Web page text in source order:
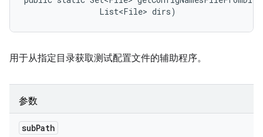
                List<File> dirs)
用于从指定目录获取测试配置文件的辅助程序。
参数
subPath